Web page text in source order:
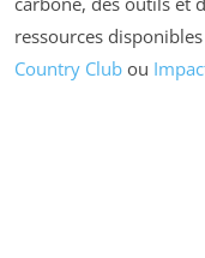
ressources
Country Club ou